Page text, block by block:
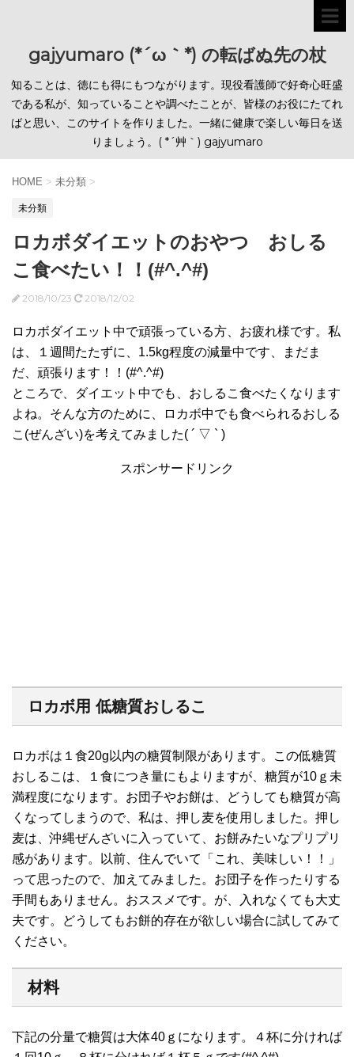
gajyumaro (*´ω｀*) の転ばぬ先の杖
知ることは、徳にも得にもつながります。現役看護師で好奇心旺盛
である私が、知っていることや調べたことが、皆様のお役にたてれ
ばと思い、このサイトを作りました。一緒に健康で楽しい毎日を送
りましょう。( *´艸｀) gajyumaro
HOME > 未分類 >
未分類
ロカボダイエットのおやつ おしる
こ食べたい！！(#^.^#)
2018/10/23 2018/12/02
ロカボダイエット中で頑張っている方、お疲れ様です。私
は、１週間たたずに、1.5kg程度の減量中です、まだま
だ、頑張ります！！(#^.^#)
ところで、ダイエット中でも、おしるこ食べたくなります
よね。そんな方のために、ロカボ中でも食べられるおしる
こ(ぜんざい)を考えてみました( ´ ▽ ` )
スポンサードリンク
ロカボ用 低糖質おしるこ
ロカボは１食20g以内の糖質制限があります。この低糖質
おしるこは、１食につき量にもよりますが、糖質が10ｇ未
満程度になります。お団子やお餅は、どうしても糖質が高
くなってしまうので、私は、押し麦を使用しました。押し
麦は、沖縄ぜんざいに入っていて、お餅みたいなプリプリ
感があります。以前、住んでいて「これ、美味しい！！」
って思ったので、加えてみました。お団子を作ったりする
手間もありません。おススメです。が、入れなくても大丈
夫です。どうしてもお餅的存在が欲しい場合に試してみて
ください。
材料
下記の分量で糖質は大体40ｇになります。４杯に分ければ